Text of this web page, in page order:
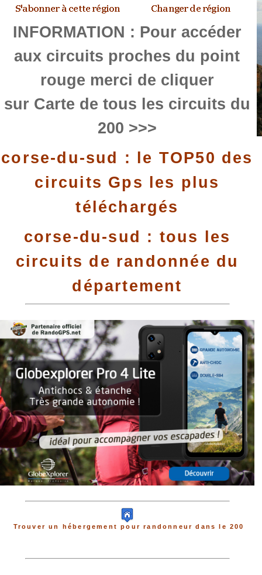
INFORMATION : Pour accéder
aux circuits proches du point
rouge merci de cliquer
sur Carte de tous les circuits du
200 >>>
corse-du-sud : le TOP50 des
circuits Gps les plus
téléchargés
corse-du-sud : tous les
circuits de randonnée du
département
Trouver un hébergement pour randonneur dans le 200